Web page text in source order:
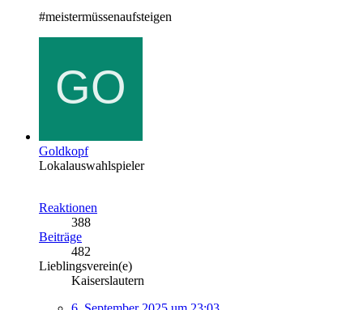
#meistermüssenaufsteigen
Goldkopf
Lokalauswahlspieler
Reaktionen
388
Beiträge
482
Lieblingsverein(e)
Kaiserslautern